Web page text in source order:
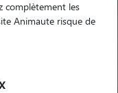
complètement les
Animaute risque de